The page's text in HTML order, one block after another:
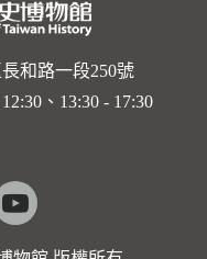
和路一段250號
、13:30 - 17:30
youtube